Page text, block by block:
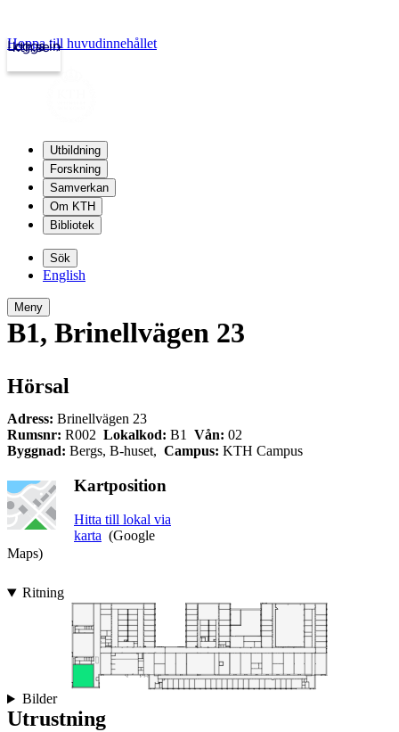
kth.se
Logga in
Hoppa till huvudinnehållet
Utbildning
Forskning
Samverkan
Om KTH
Bibliotek
Sök
English
Meny
B1, Brinellvägen 23
Hörsal
Adress: Brinellvägen 23
Rumsnr: R002 Lokalkod: B1 Vån: 02
Byggnad: Bergs, B-huset, Campus: KTH Campus
Kartposition
Hitta till lokal via
karta (Google
Maps)
Ritning
Bilder
Utrustning